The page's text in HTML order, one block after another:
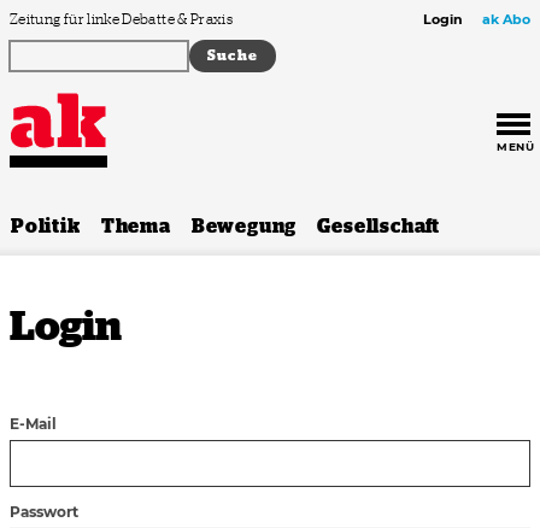
Zum Inhalt springen
Zeitung für linke Debatte & Praxis Login ak Abo
MENÜ
Politik Thema Bewegung Gesellschaft
Login
E-Mail
Passwort